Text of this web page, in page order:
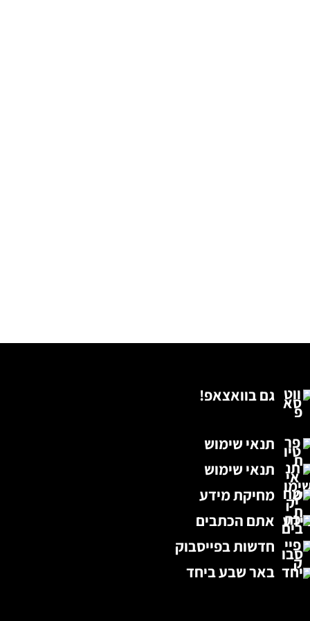
גם בוואצאפ!
תנאי שימוש
תנאי שימוש
מחיקת מידע
אתם הכתבים
חדשות בפייסבוק
באר שבע ביחד